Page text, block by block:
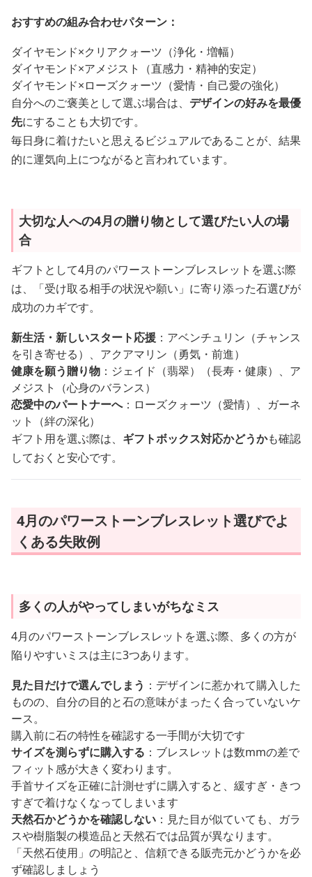
おすすめの組み合わせパターン：
ダイヤモンド×クリアクォーツ（浄化・増幅）
ダイヤモンド×アメジスト（直感力・精神的安定）
ダイヤモンド×ローズクォーツ（愛情・自己愛の強化）
自分へのご褒美として選ぶ場合は、 デザインの好みを最優
先にすることも大切です。
毎日身に着けたいと思えるビジュアルであることが、結果
的に運気向上につながると言われています。
大切な人への4月の贈り物として選びたい人の場
合
ギフトとして4月のパワーストーンブレスレットを選ぶ際
は、「受け取る相手の状況や願い」に寄り添った石選びが
成功のカギです。
新生活・新しいスタート応援 ：アベンチュリン（チャンス
を引き寄せる）、アクアマリン（勇気・前進）
健康を願う贈り物 ：ジェイド（翡翠）（長寿・健康）、ア
メジスト（心身のバランス）
恋愛中のパートナーへ：ローズクォーツ（愛情）、ガーネ
ット（絆の深化）
ギフト用を選ぶ際は、 ギフトボックス対応かどうかも確認
しておくと安心です。
4月のパワーストーンブレスレット選びでよ
くある失敗例
多くの人がやってしまいがちなミス
4月のパワーストーンブレスレットを選ぶ際、多くの方が
陥りやすいミスは主に3つあります。
見た目だけで選んでしまう ：デザインに惹かれて購入した
ものの、自分の目的と石の意味がまったく合っていないケ
ース。
購入前に石の特性を確認する一手間が大切です
サイズを測らずに購入する ：ブレスレットは数mmの差で
フィット感が大きく変わります。
手首サイズを正確に計測せずに購入すると、緩すぎ・きつ
すぎで着けなくなってしまいます
天然石かどうかを確認しない ：見た目が似ていても、ガラ
スや樹脂製の模造品と天然石では品質が異なります。
「天然石使用」の明記と、信頼できる販売元かどうかを必
ず確認しましょう